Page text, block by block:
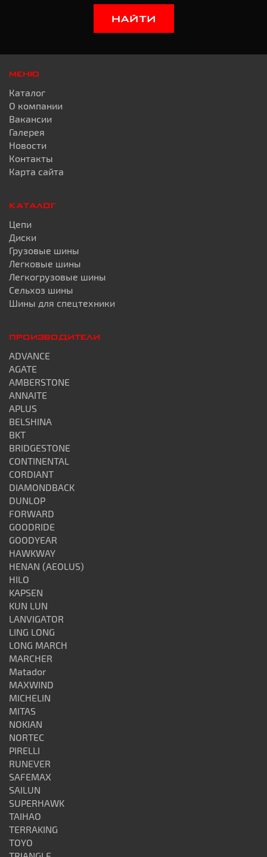
НАЙТИ
МЕНЮ
Каталог
О компании
Вакансии
Галерея
Новости
Контакты
Карта сайта
КАТАЛОГ
Цепи
Диски
Грузовые шины
Легковые шины
Легкогрузовые шины
Сельхоз шины
Шины для спецтехники
ПРОИЗВОДИТЕЛИ
ADVANCE
AGATE
AMBERSTONE
ANNAITE
APLUS
BELSHINA
BKT
BRIDGESTONE
CONTINENTAL
CORDIANT
DIAMONDBACK
DUNLOP
FORWARD
GOODRIDE
GOODYEAR
HAWKWAY
HENAN (AEOLUS)
HILO
KAPSEN
KUN LUN
LANVIGATOR
LING LONG
LONG MARCH
MARCHER
Matador
MAXWIND
MICHELIN
MITAS
NOKIAN
NORTEC
PIRELLI
RUNEVER
SAFEMAX
SAILUN
SUPERHAWK
TAIHAO
TERRAKING
TOYO